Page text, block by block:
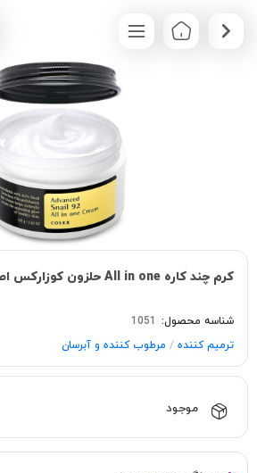
کرم چند کاره All in one حلزون كوزاركس اصل کره
شناسه محصول: 1051
ترمیم کننده / مرطوب کننده و آبرسان
موجود